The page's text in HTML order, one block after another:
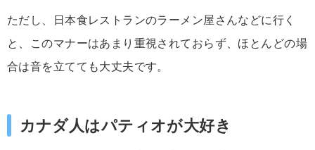
ただし、日本食レストランのラーメン屋さんなどに行く
と、このマナーはあまり重視されておらず、ほとんどの場
合は音を立てても大丈夫です。
カナダ人はパティオが大好き